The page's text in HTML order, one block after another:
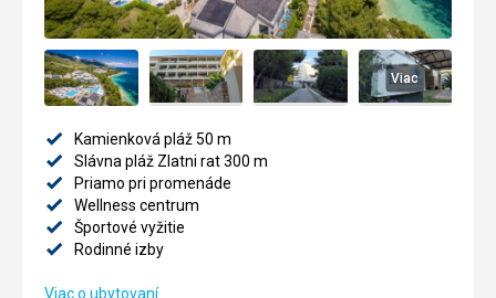
Viac
Kamienková pláž 50 m
Slávna pláž Zlatni rat 300 m
Priamo pri promenáde
Wellness centrum
Športové vyžitie
Rodinné izby
Viac o ubytovaní